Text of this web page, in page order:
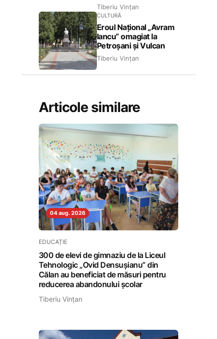
Tiberiu Vințan
CULTURĂ
Eroul Național „Avram
Iancu” omagiat la
Petroșani și Vulcan
Tiberiu Vințan
Articole similare
04 aug. 2026
EDUCAȚIE
300 de elevi de gimnaziu de la Liceul
Tehnologic „Ovid Densușianu” din
Călan au beneficiat de măsuri pentru
reducerea abandonului școlar
Tiberiu Vințan